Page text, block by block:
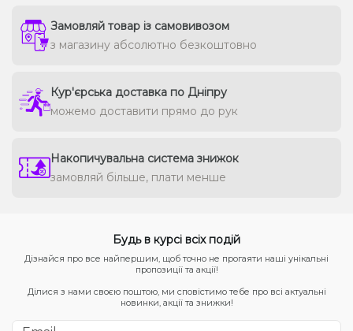
Замовляй товар із самовивозом
з магазину абсолютно безкоштовно
Кур'єрська доставка по Дніпру
можемо доставити прямо до рук
Накопичувальна система знижок
замовляй більше, плати менше
Будь в курсі всіх подій
Дізнайся про все найпершим, щоб точно не прогаяти наші унікальні
пропозиції та акції!
Ділися з нами своєю поштою, ми сповістимо тебе про всі актуальні
новинки, акції та знижки!